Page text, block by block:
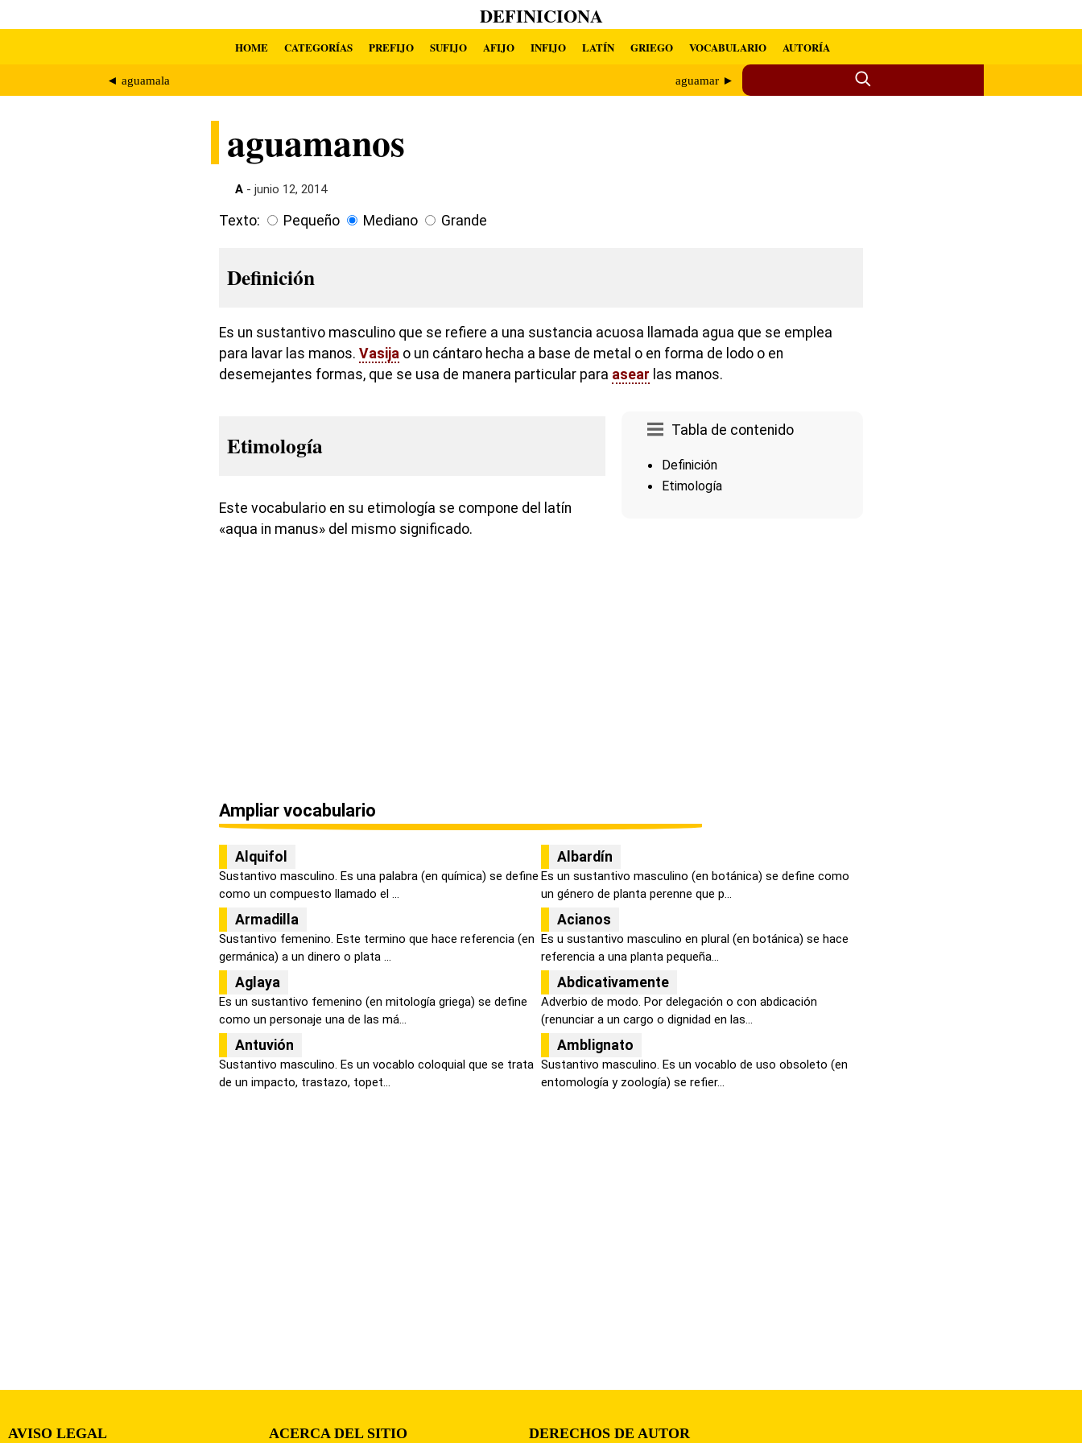
DEFINICIONA
HOME CATEGORÍAS PREFIJO SUFIJO AFIJO INFIJO LATÍN GRIEGO VOCABULARIO AUTORÍA
◄ aguamala aguamar ►
aguamanos
A - junio 12, 2014
Texto: Pequeño Mediano Grande
Definición
Es un sustantivo masculino que se refiere a una sustancia acuosa llamada agua que se emplea
para lavar las manos. Vasija o un cántaro hecha a base de metal o en forma de lodo o en
desemejantes formas, que se usa de manera particular para asear las manos.
Tabla de contenido
Definición
Etimología
Etimología
Este vocabulario en su etimología se compone del latín
«aqua in manus» del mismo significado.
Ampliar vocabulario
Alquifol
Sustantivo masculino. Es una palabra (en química) se define
como un compuesto llamado el ...
Albardín
Es un sustantivo masculino (en botánica) se define como
un género de planta perenne que p...
Armadilla
Sustantivo femenino. Este termino que hace referencia (en
germánica) a un dinero o plata ...
Acianos
Es u sustantivo masculino en plural (en botánica) se hace
referencia a una planta pequeña...
Aglaya
Es un sustantivo femenino (en mitología griega) se define
como un personaje una de las má...
Abdicativamente
Adverbio de modo. Por delegación o con abdicación
(renunciar a un cargo o dignidad en las...
Antuvión
Sustantivo masculino. Es un vocablo coloquial que se trata
de un impacto, trastazo, topet...
Amblignato
Sustantivo masculino. Es un vocablo de uso obsoleto (en
entomología y zoología) se refier...
AVISO LEGAL ACERCA DEL SITIO DERECHOS DE AUTOR